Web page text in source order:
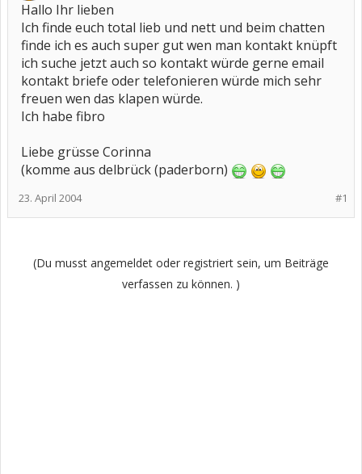
Hallo Ihr lieben
Ich finde euch total lieb und nett und beim chatten
finde ich es auch super gut wen man kontakt knüpft
ich suche jetzt auch so kontakt würde gerne email
kontakt briefe oder telefonieren würde mich sehr
freuen wen das klapen würde.
Ich habe fibro
Liebe grüsse Corinna
(komme aus delbrück (paderborn)
#1
23. April 2004
(Du musst angemeldet oder registriert sein, um Beiträge
verfassen zu können. )